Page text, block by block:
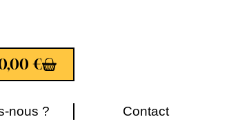
€
nous ? Contact